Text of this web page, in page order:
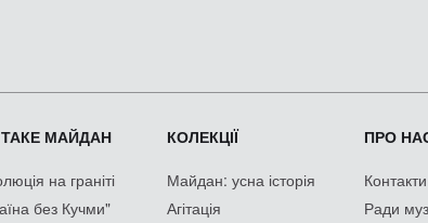
МАЙДАН
на граніті
без Кучми"
КОЛЕКЦІЇ
Майдан: усна історія
Агітація
ПРО
Контакти
Ради